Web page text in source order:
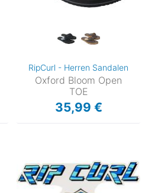
RipCurl - Herren Sandalen
Oxford Bloom Open
TOE
35,99 €